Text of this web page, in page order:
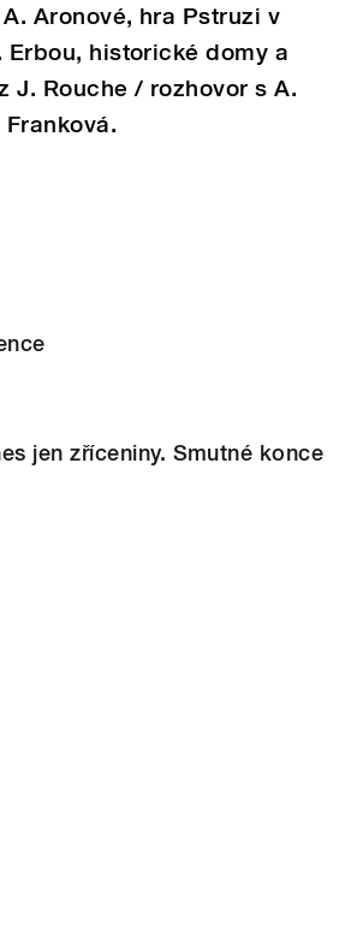
Aronové, hra Pstruzi v
historické domy a
J. Rouche / rozhovor s A.
jen zříceniny. Smutné konce